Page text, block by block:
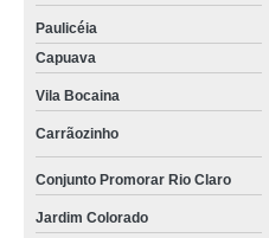
Paulicéia
Capuava
Vila Bocaina
Carrãozinho
Conjunto Promorar Rio Claro
Jardim Colorado